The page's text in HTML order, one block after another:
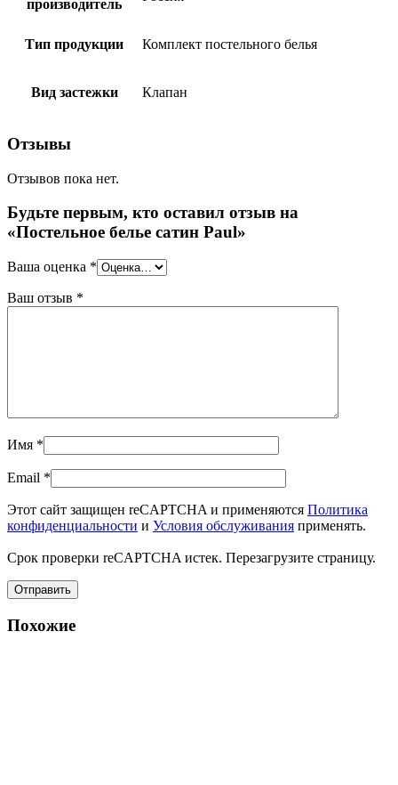
производитель
Тип продукции Комплект постельного белья
Вид застежки Клапан
Отзывы
Отзывов пока нет.
Будьте первым, кто оставил отзыв на
«Постельное белье сатин Paul»
Ваша оценка *
Ваш отзыв *
Имя *
Email *
Этот сайт защищен reCAPTCHA и применяются Политика
конфиденциальности и Условия обслуживания применять.
Срок проверки reCAPTCHA истек. Перезагрузите страницу.
Похожие